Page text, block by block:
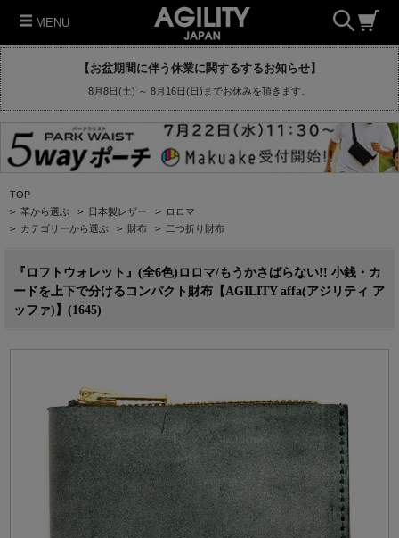
MENU
【お盆期間に伴う休業に関するするお知らせ】
8月8日(土) ～ 8月16日(日)までお休みを頂きます。
TOP
> 革から選ぶ > 日本製レザー > ロロマ
> カテゴリーから選ぶ > 財布 > 二つ折り財布
『ロフトウォレット』(全6色)ロロマ/もうかさばらない!! 小銭・カ
ードを上下で分けるコンパクト財布【AGILITY affa(アジリティ ア
ッファ)】(1645)